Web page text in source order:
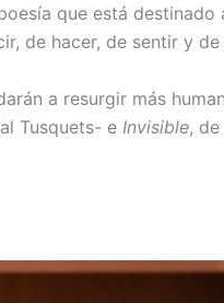
que está destinado
de hacer, de sentir y de
a resurgir más
Tusquets- e Invisible, de